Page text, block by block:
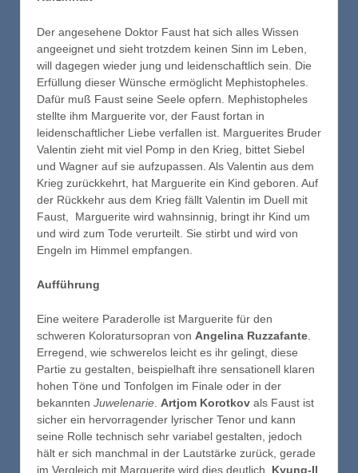
Der angesehene Doktor Faust hat sich alles Wissen
angeeignet und sieht trotzdem keinen Sinn im Leben,
will dagegen wieder jung und leidenschaftlich sein. Die
Erfüllung dieser Wünsche ermöglicht Mephistopheles.
Dafür muß Faust seine Seele opfern. Mephistopheles
stellte ihm Marguerite vor, der Faust fortan in
leidenschaftlicher Liebe verfallen ist. Marguerites Bruder
Valentin zieht mit viel Pomp in den Krieg, bittet Siebel
und Wagner auf sie aufzupassen. Als Valentin aus dem
Krieg zurückkehrt, hat Marguerite ein Kind geboren. Auf
der Rückkehr aus dem Krieg fällt Valentin im Duell mit
Faust, Marguerite wird wahnsinnig, bringt ihr Kind um
und wird zum Tode verurteilt. Sie stirbt und wird von
Engeln im Himmel empfangen.
Aufführung
Eine weitere Paraderolle ist Marguerite für den
schweren Koloratursopran von Angelina Ruzzafante.
Erregend, wie schwerelos leicht es ihr gelingt, diese
Partie zu gestalten, beispielhaft ihre sensationell klaren
hohen Töne und Tonfolgen im Finale oder in der
bekannten Juwelenarie. Artjom Korotkov als Faust ist
sicher ein hervorragender lyrischer Tenor und kann
seine Rolle technisch sehr variabel gestalten, jedoch
hält er sich manchmal in der Lautstärke zurück, gerade
im Vergleich mit Marguerite wird dies deutlich. Kyung-Il